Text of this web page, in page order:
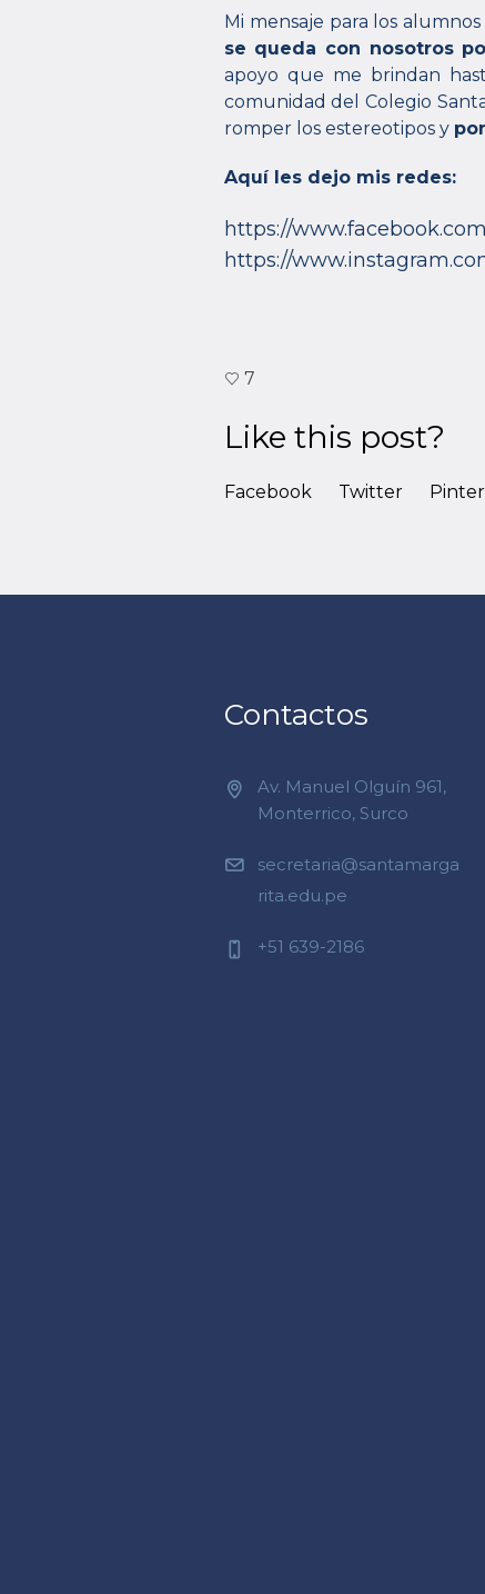
Mi mensaje para los
se queda con nosotros
apoyo que me brindan
comunidad del Colegio
romper los estereotipos y
Aquí les dejo mis redes:
https://
https://
7
Like this post?
Facebook Twitter
Contactos
Av. Manuel Olguín 961,
Monterrico, Surco
secretaria@santamarga
rita.edu.pe
+51 639-2186